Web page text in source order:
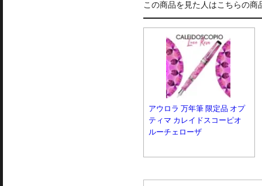
この商品を見た人はこちらの商
アウロラ 万年筆 限定品 オプ
ティマ カレイドスコーピオ
ルーチェローザ